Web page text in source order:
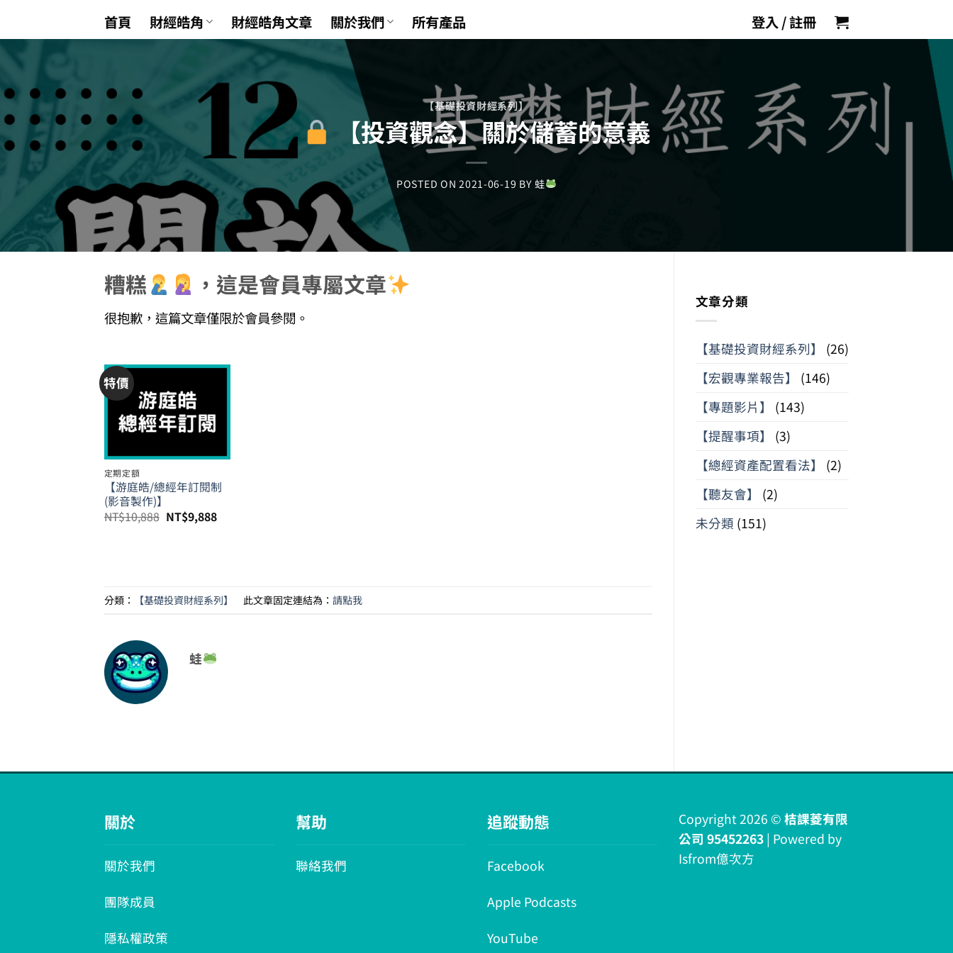
content
首頁 財經皓角 財經皓角文章 關於我們 所有產品 登入 / 註冊
【基礎投資財經系列】
【投資觀念】關於儲蓄的意義
POSTED ON2021-06-19 BY 蛙
糟糕 ，這是會員專屬文章
很抱歉，這篇文章僅限於會員參閱。
特價
定期定額
【游庭皓/總經年訂閱制
(影音製作)】
NT$10,888 原
始
NT$9,888目
前
分類： 【基礎投資財經系列】 此文章固定連結為： 請點我
蛙
文章分類
【基礎投資財經系列】
(26)
【宏觀專業報告】
(146)
【專題影片】
(143)
【提醒事項】
(3)
【總經資產配置看法】
(2)
【聽友會】
(2)
未分類 (151)
關於
關於我們
團隊成員
隱私權政策
幫助
聯絡我們
追蹤動態
Facebook
Apple Podcasts
YouTube
Copyright 2026 © 桔課菱有限
公司 95452263 | Powered by
Isfrom億次方